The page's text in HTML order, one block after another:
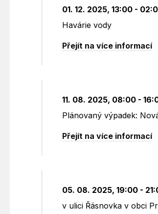
01. 12. 2025, 13:00 -
Havárie vody
Přejít na více informací
11. 08. 2025, 08:00 -
Plánovaný výpadek:
Přejít na více informací
05. 08. 2025, 19:00 -
v ulici Řásnovka v obci